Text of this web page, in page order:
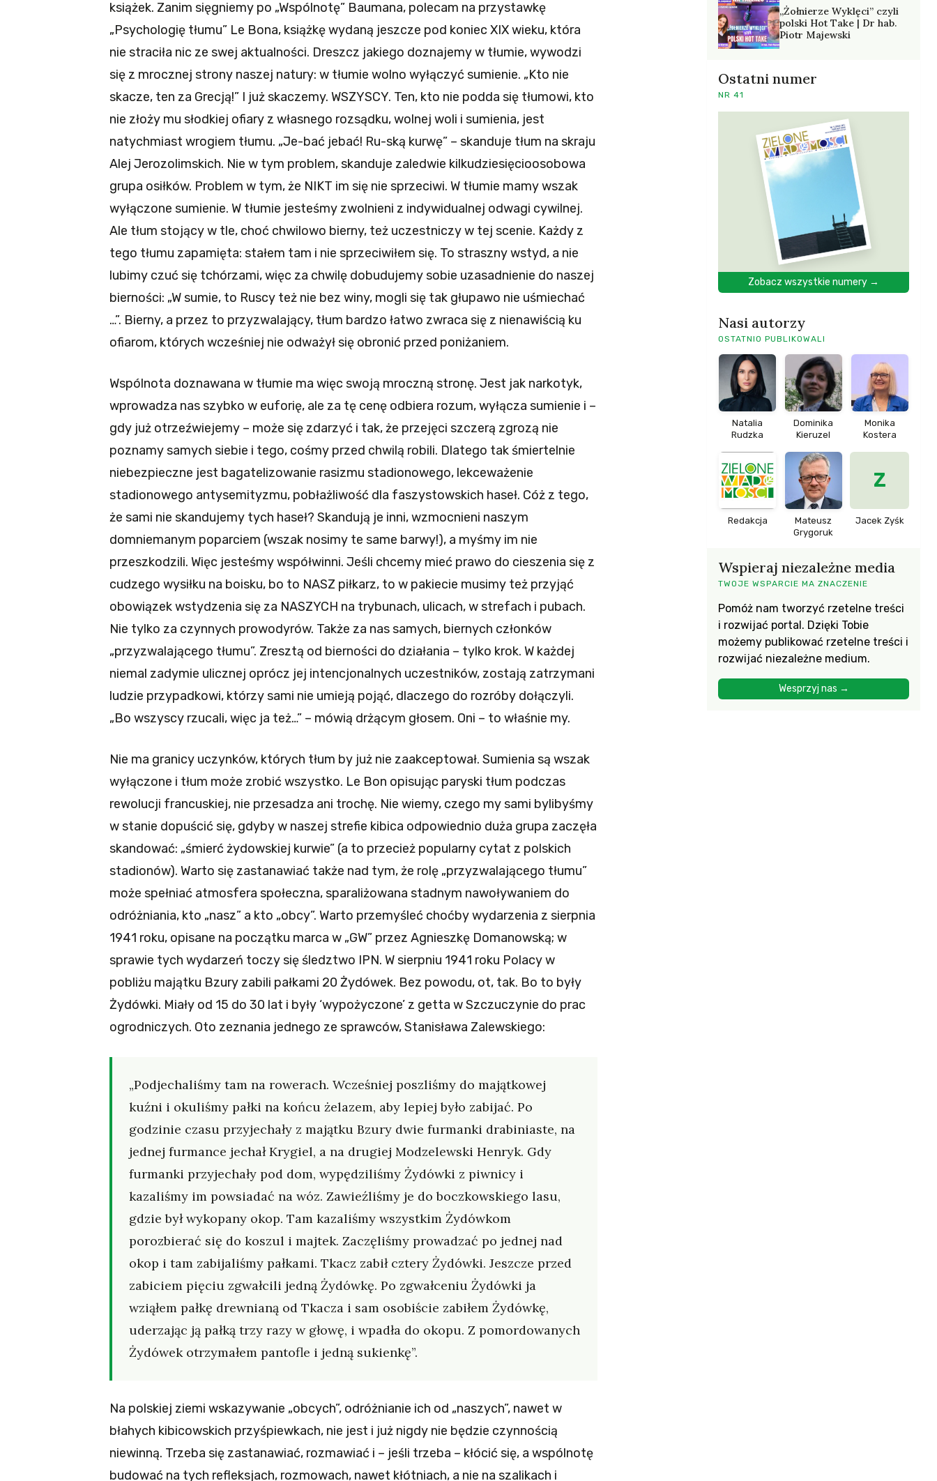
książek. Zanim sięgniemy po „Wspólnotę” Baumana, polecam na przystawkę
„Psychologię tłumu” Le Bona, książkę wydaną jeszcze pod koniec XIX wieku, która
nie straciła nic ze swej aktualności. Dreszcz jakiego doznajemy w tłumie, wywodzi
się z mrocznej strony naszej natury: w tłumie wolno wyłączyć sumienie. „Kto nie
skacze, ten za Grecją!” I już skaczemy. WSZYSCY. Ten, kto nie podda się tłumowi, kto
nie złoży mu słodkiej ofiary z własnego rozsądku, wolnej woli i sumienia, jest
natychmiast wrogiem tłumu. „Je-bać jebać! Ru-ską kurwę” – skanduje tłum na skraju
Alej Jerozolimskich. Nie w tym problem, skanduje zaledwie kilkudziesięcioosobowa
grupa osiłków. Problem w tym, że NIKT im się nie sprzeciwi. W tłumie mamy wszak
wyłączone sumienie. W tłumie jesteśmy zwolnieni z indywidualnej odwagi cywilnej.
Ale tłum stojący w tle, choć chwilowo bierny, też uczestniczy w tej scenie. Każdy z
tego tłumu zapamięta: stałem tam i nie sprzeciwiłem się. To straszny wstyd, a nie
lubimy czuć się tchórzami, więc za chwilę dobudujemy sobie uzasadnienie do naszej
bierności: „W sumie, to Ruscy też nie bez winy, mogli się tak głupawo nie uśmiechać
…”. Bierny, a przez to przyzwalający, tłum bardzo łatwo zwraca się z nienawiścią ku
ofiarom, których wcześniej nie odważył się obronić przed poniżaniem.
Wspólnota doznawana w tłumie ma więc swoją mroczną stronę. Jest jak narkotyk,
wprowadza nas szybko w euforię, ale za tę cenę odbiera rozum, wyłącza sumienie i –
gdy już otrzeźwiejemy – może się zdarzyć i tak, że przejęci szczerą zgrozą nie
poznamy samych siebie i tego, cośmy przed chwilą robili. Dlatego tak śmiertelnie
niebezpieczne jest bagatelizowanie rasizmu stadionowego, lekceważenie
stadionowego antysemityzmu, pobłażliwość dla faszystowskich haseł. Cóż z tego,
że sami nie skandujemy tych haseł? Skandują je inni, wzmocnieni naszym
domniemanym poparciem (wszak nosimy te same barwy!), a myśmy im nie
przeszkodzili. Więc jesteśmy współwinni. Jeśli chcemy mieć prawo do cieszenia się z
cudzego wysiłku na boisku, bo to NASZ piłkarz, to w pakiecie musimy też przyjąć
obowiązek wstydzenia się za NASZYCH na trybunach, ulicach, w strefach i pubach.
Nie tylko za czynnych prowodyrów. Także za nas samych, biernych członków
„przyzwalającego tłumu”. Zresztą od bierności do działania – tylko krok. W każdej
niemal zadymie ulicznej oprócz jej intencjonalnych uczestników, zostają zatrzymani
ludzie przypadkowi, którzy sami nie umieją pojąć, dlaczego do rozróby dołączyli.
„Bo wszyscy rzucali, więc ja też…” – mówią drżącym głosem. Oni – to właśnie my.
Nie ma granicy uczynków, których tłum by już nie zaakceptował. Sumienia są wszak
wyłączone i tłum może zrobić wszystko. Le Bon opisując paryski tłum podczas
rewolucji francuskiej, nie przesadza ani trochę. Nie wiemy, czego my sami bylibyśmy
w stanie dopuścić się, gdyby w naszej strefie kibica odpowiednio duża grupa zaczęła
skandować: „śmierć żydowskiej kurwie” (a to przecież popularny cytat z polskich
stadionów). Warto się zastanawiać także nad tym, że rolę „przyzwalającego tłumu”
może spełniać atmosfera społeczna, sparaliżowana stadnym nawoływaniem do
odróżniania, kto „nasz” a kto „obcy”. Warto przemyśleć choćby wydarzenia z sierpnia
1941 roku, opisane na początku marca w „GW” przez Agnieszkę Domanowską; w
sprawie tych wydarzeń toczy się śledztwo IPN. W sierpniu 1941 roku Polacy w
pobliżu majątku Bzury zabili pałkami 20 Żydówek. Bez powodu, ot, tak. Bo to były
Żydówki. Miały od 15 do 30 lat i były ‘wypożyczone’ z getta w Szczuczynie do prac
ogrodniczych. Oto zeznania jednego ze sprawców, Stanisława Zalewskiego:
„Podjechaliśmy tam na rowerach. Wcześniej poszliśmy do majątkowej
kuźni i okuliśmy pałki na końcu żelazem, aby lepiej było zabijać. Po
godzinie czasu przyjechały z majątku Bzury dwie furmanki drabiniaste, na
jednej furmance jechał Krygiel, a na drugiej Modzelewski Henryk. Gdy
furmanki przyjechały pod dom, wypędziliśmy Żydówki z piwnicy i
kazaliśmy im powsiadać na wóz. Zawieźliśmy je do boczkowskiego lasu,
gdzie był wykopany okop. Tam kazaliśmy wszystkim Żydówkom
porozbierać się do koszul i majtek. Zaczęliśmy prowadzać po jednej nad
okop i tam zabijaliśmy pałkami. Tkacz zabił cztery Żydówki. Jeszcze przed
zabiciem pięciu zgwałcili jedną Żydówkę. Po zgwałceniu Żydówki ja
wziąłem pałkę drewnianą od Tkacza i sam osobiście zabiłem Żydówkę,
uderzając ją pałką trzy razy w głowę, i wpadła do okopu. Z pomordowanych
Żydówek otrzymałem pantofle i jedną sukienkę”.
Na polskiej ziemi wskazywanie „obcych”, odróżnianie ich od „naszych”, nawet w
błahych kibicowskich przyśpiewkach, nie jest i już nigdy nie będzie czynnością
niewinną. Trzeba się zastanawiać, rozmawiać i – jeśli trzeba – kłócić się, a wspólnotę
budować na tych refleksjach, rozmowach, nawet kłótniach, a nie na szalikach i
„Żołnierze Wyklęci” czyli
polski Hot Take | Dr hab.
Piotr Majewski
Ostatni numer
NR 41
Zobacz wszystkie numery →
Nasi autorzy
OSTATNIO PUBLIKOWALI
Natalia
Rudzka
Dominika
Kieruzel
Monika
Kostera
Redakcja
Mateusz
Grygoruk
Z
Jacek Zyśk
Wspieraj niezależne media
TWOJE WSPARCIE MA ZNACZENIE
Pomóż nam tworzyć rzetelne treści
i rozwijać portal. Dzięki Tobie
możemy publikować rzetelne treści i
rozwijać niezależne medium.
Wesprzyj nas →